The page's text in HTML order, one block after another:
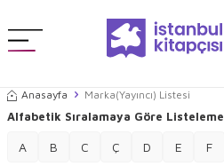
Anasayfa Marka(Yayıncı) Listesi
Alfabetik Sıralamaya Göre Listeleme
A B C Ç D E F